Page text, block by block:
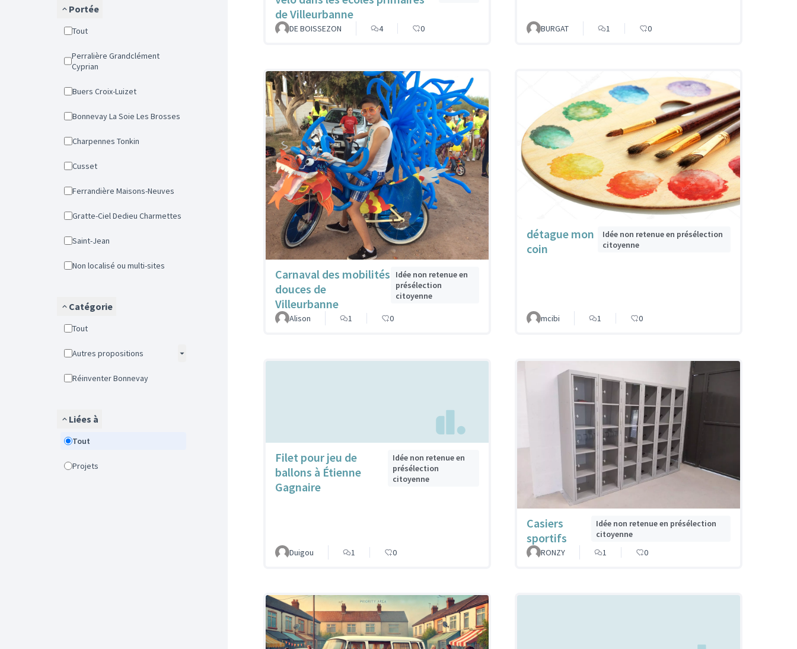
Portée
Tout
Perralière Grandclément
Cyprian
Buers Croix-Luizet
Bonnevay La Soie Les Brosses
Charpennes Tonkin
Cusset
Ferrandière Maisons-Neuves
Gratte-Ciel Dedieu Charmettes
Saint-Jean
Non localisé ou multi-sites
Catégorie
Tout
Autres propositions
Réinventer Bonnevay
Liées à
Tout
Projets
de Villeurbanne
DE BOISSEZON 4 0 BURGAT 1 0
Carnaval des mobilités
douces de
Villeurbanne
Idée non retenue en
présélection
citoyenne
Alison 1 0
détague mon
coin
Idée non retenue en présélection
citoyenne
mcibi 1 0
Filet pour jeu de
ballons à Étienne
Gagnaire
Idée non retenue en
présélection
citoyenne
Duigou 1 0
Casiers
sportifs
Idée non retenue en présélection
citoyenne
RONZY
1 0